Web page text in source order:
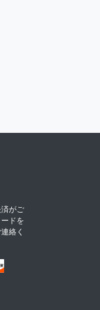
がご
ドを
絡く